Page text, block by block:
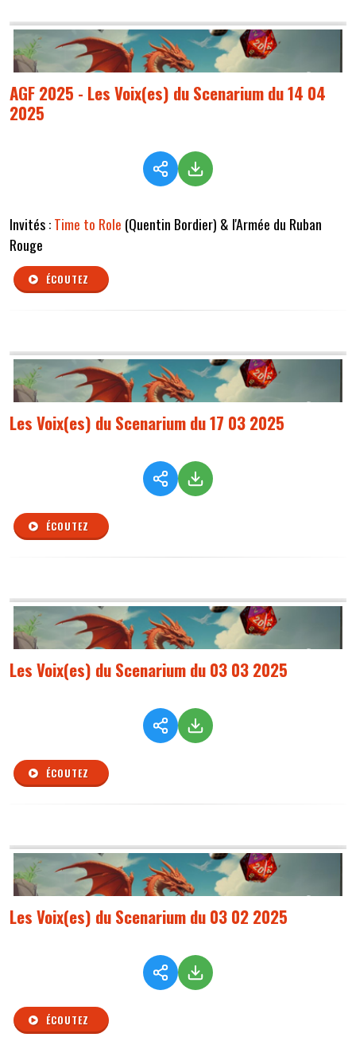
AGF 2025 - Les Voix(es) du Scenarium du 14 04
2025
Invités :Time to Role (Quentin Bordier) & l'Armée du Ruban
Rouge
ÉCOUTEZ
Les Voix(es) du Scenarium du 17 03 2025
ÉCOUTEZ
Les Voix(es) du Scenarium du 03 03 2025
ÉCOUTEZ
Les Voix(es) du Scenarium du 03 02 2025
ÉCOUTEZ